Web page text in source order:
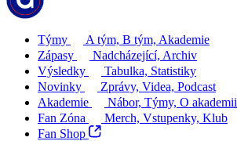
Týmy
A tým, B tým, Akademie
Zápasy
Nadcházející, Archiv
Výsledky
Tabulka, Statistiky
Novinky
Zprávy, Videa, Podcast
Akademie
Nábor, Týmy, O akademii
Fan Zóna
Merch, Vstupenky, Klub
Fan Shop